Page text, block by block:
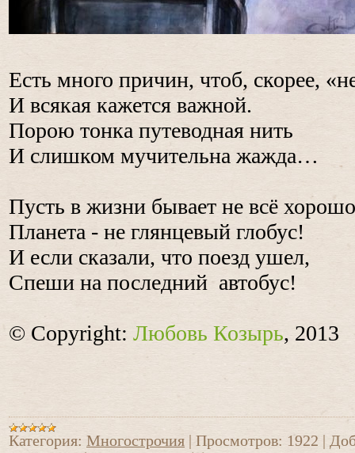
Есть много причин, чтоб, скорее,
И всякая кажется важной.
Порою тонка путеводная нить
И слишком мучительна жажда…
Пусть в жизни бывает не всё
Планета - не глянцевый глобус!
И если сказали, что поезд ушел,
Спеши на последний автобус!
© Copyright: Любовь Козырь, 2013
Категория: Многострочия Просмотров: 1922